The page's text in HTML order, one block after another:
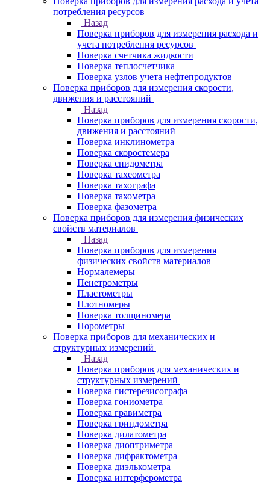
потребления ресурсов
Назад
Поверка приборов для измерения расхода и
учета потребления ресурсов
Поверка счетчика жидкости
Поверка теплосчетчика
Поверка узлов учета нефтепродуктов
Поверка приборов для измерения скорости,
движения и расстояний
Назад
Поверка приборов для измерения скорости,
движения и расстояний
Поверка инклинометра
Поверка скоростемера
Поверка спидометра
Поверка тахеометра
Поверка тахографа
Поверка тахометра
Поверка фазометра
Поверка приборов для измерения физических
свойств материалов
Назад
Поверка приборов для измерения
физических свойств материалов
Нормалемеры
Пенетрометры
Пластометры
Плотномеры
Поверка толщиномера
Порометры
Поверка приборов для механических и
структурных измерений
Назад
Поверка приборов для механических и
структурных измерений
Поверка гистерезисографа
Поверка гониометра
Поверка гравиметра
Поверка гриндометра
Поверка дилатометра
Поверка диоптриметра
Поверка дифрактометра
Поверка диэлькометра
Поверка интерферометра